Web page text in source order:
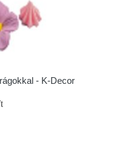
- K-Decor